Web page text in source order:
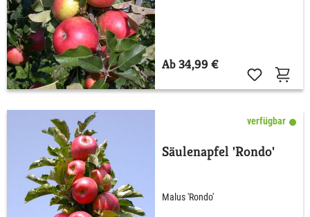
Ab 34,99 €
verfügbar
Säulenapfel 'Rondo'
Malus 'Rondo'